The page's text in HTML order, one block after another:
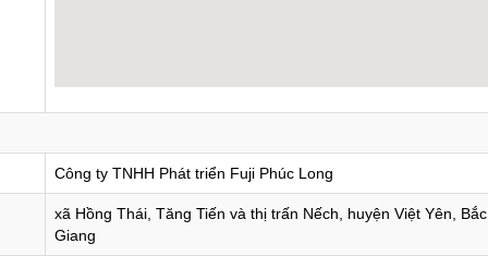
Công ty TNHH Phát triển Fuji Phúc Long
xã Hồng Thái, Tăng Tiến và thị trấn Nếch, huyện Việt Yên, Bắc
Giang